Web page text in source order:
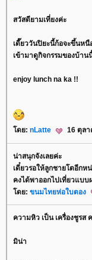
สวัสดียามเที่ยงค่ะ
เดี๊ยววันปิยะนี้ก้อจะขึ้นหนื
เข้ามาดูกิจกรรมของบ้าน
enjoy lunch na ka !!
ดย: nLatte 16 ตุลา
น่าสนุกจังเลยค่ะ
เดี๋ยวรอให้ลูกชายโตอีก
คงได้พาออกไปเที่ยวแบ
ดย: ขนมไทยห่อใบตอง
ความหิว เป็น เครื่องชูรส
มิน่า